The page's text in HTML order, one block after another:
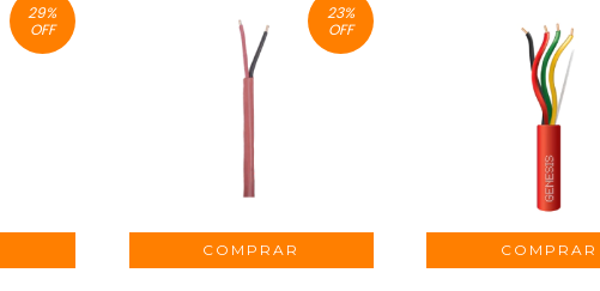
29%
OFF
23%
OFF